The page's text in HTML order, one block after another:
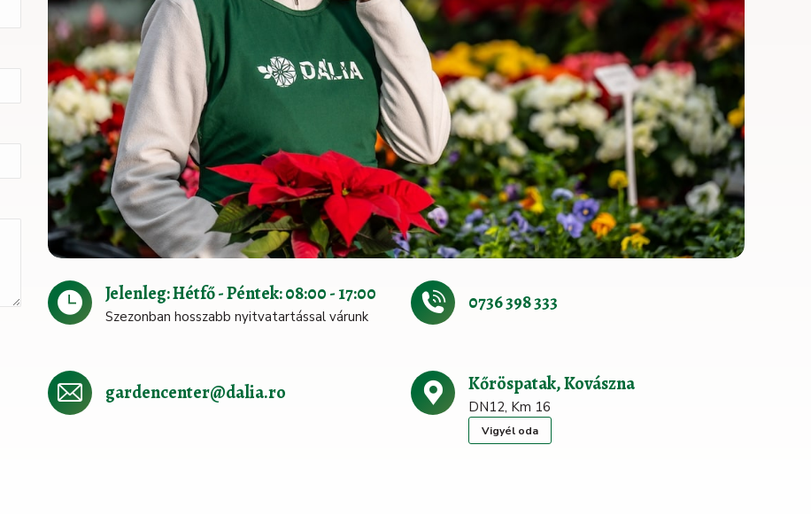
Jelenleg: Hétfő - Péntek: 08:00 - 17:00
Szezonban hosszabb nyitvatartással várunk
0736 398 333
gardencenter@dalia.ro Kőröspatak, Kovászna
DN12, Km 16
Vigyél oda